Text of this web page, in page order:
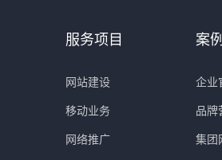
服务项目
网站建设
移动业务
网络推广
案
企业
品牌
集团